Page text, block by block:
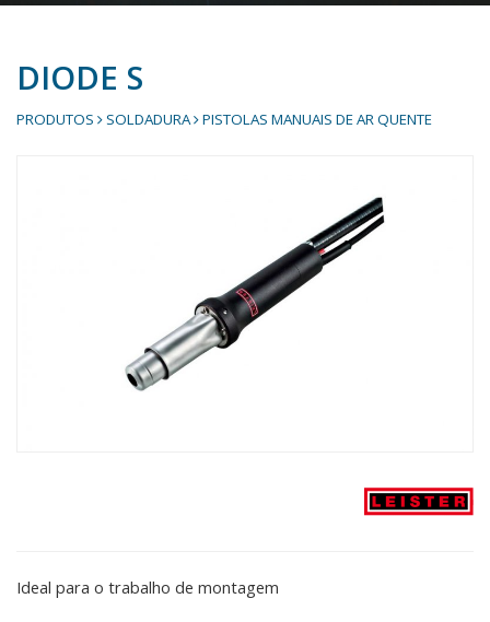
DIODE S
PRODUTOS SOLDADURA PISTOLAS MANUAIS DE AR QUENTE
Ideal para o trabalho de montagem